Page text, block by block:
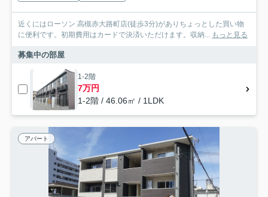
近くにはローソン 高槻赤大路町店(徒歩3分)がありちょっとした買い物
に便利です。初期費用はカードで決済いただけます。収納... もっと見る
募集中の部屋
1-2階
7万円
1-2階 / 46.06㎡ / 1LDK
アパート